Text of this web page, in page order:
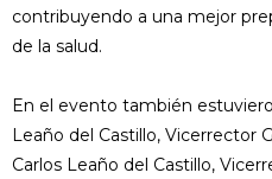
contribuyendo a una mejor
de la salud.
En el evento también
Leaño del Castillo, Vicerrector
Carlos Leaño del Castillo,